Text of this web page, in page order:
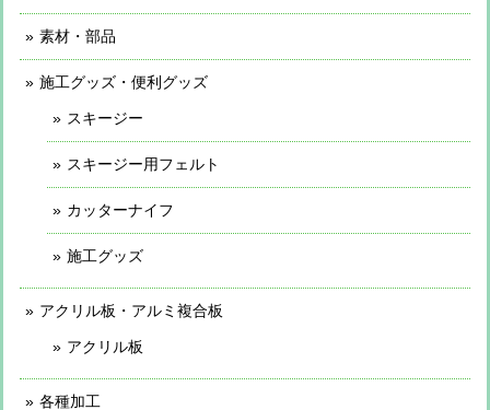
素材・部品
施工グッズ・便利グッズ
スキージー
スキージー用フェルト
カッターナイフ
施工グッズ
アクリル板・アルミ複合板
アクリル板
各種加工